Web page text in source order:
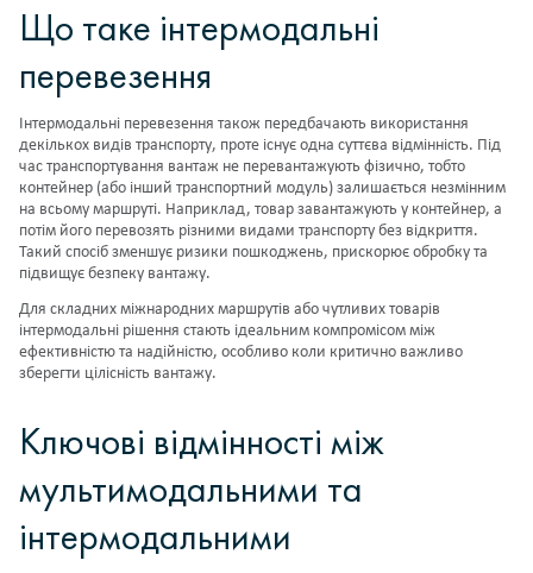
Що таке інтермодальні
перевезення
Інтермодальні перевезення також передбачають використання
декількох видів транспорту, проте існує одна суттєва відмінність. Під
час транспортування вантаж не перевантажують фізично, тобто
контейнер (або інший транспортний модуль) залишається незмінним
на всьому маршруті. Наприклад, товар завантажують у контейнер, а
потім його перевозять різними видами транспорту без відкриття.
Такий спосіб зменшує ризики пошкоджень, прискорює обробку та
підвищує безпеку вантажу.
Для складних міжнародних маршрутів або чутливих товарів
інтермодальні рішення стають ідеальним компромісом між
ефективністю та надійністю, особливо коли критично важливо
зберегти цілісність вантажу.
Ключові відмінності між
мультимодальними та
інтермодальними